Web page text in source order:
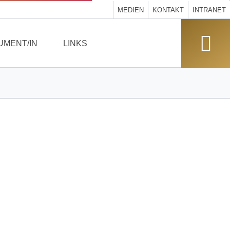
MEDIEN KONTAKT INTRANET
IN LINKS